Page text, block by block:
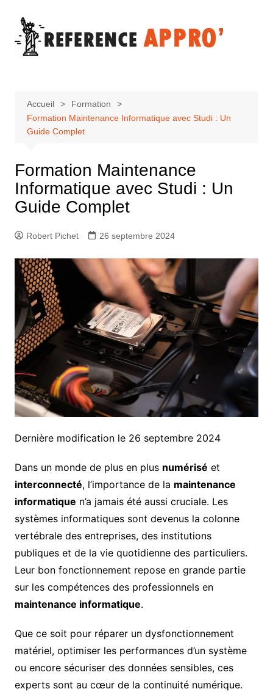
contenu
Accueil
Formation
Formation Maintenance Informatique avec Studi : Un
Guide Complet
Formation Maintenance
Informatique avec Studi : Un
Guide Complet
Robert Pichet 26 septembre 2024
Dernière modification le 26 septembre 2024
Dans un monde de plus en plus numérisé et
interconnecté, l’importance de la maintenance
informatique n’a jamais été aussi cruciale. Les
systèmes informatiques sont devenus la colonne
vertébrale des entreprises, des institutions
publiques et de la vie quotidienne des particuliers.
Leur bon fonctionnement repose en grande partie
sur les compétences des professionnels en
maintenance informatique.
Que ce soit pour réparer un dysfonctionnement
matériel, optimiser les performances d’un système
ou encore sécuriser des données sensibles, ces
experts sont au cœur de la continuité numérique.